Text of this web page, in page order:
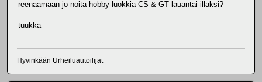
reenaamaan jo noita hobby-luokkia CS & GT lauantai-illaksi?
tuukka
Hyvinkään Urheiluautoilijat